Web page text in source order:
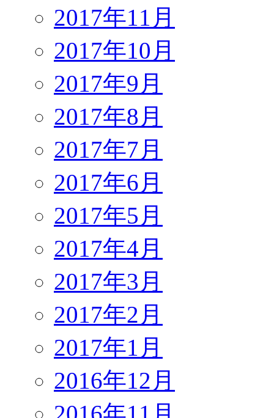
2017年11月
2017年10月
2017年9月
2017年8月
2017年7月
2017年6月
2017年5月
2017年4月
2017年3月
2017年2月
2017年1月
2016年12月